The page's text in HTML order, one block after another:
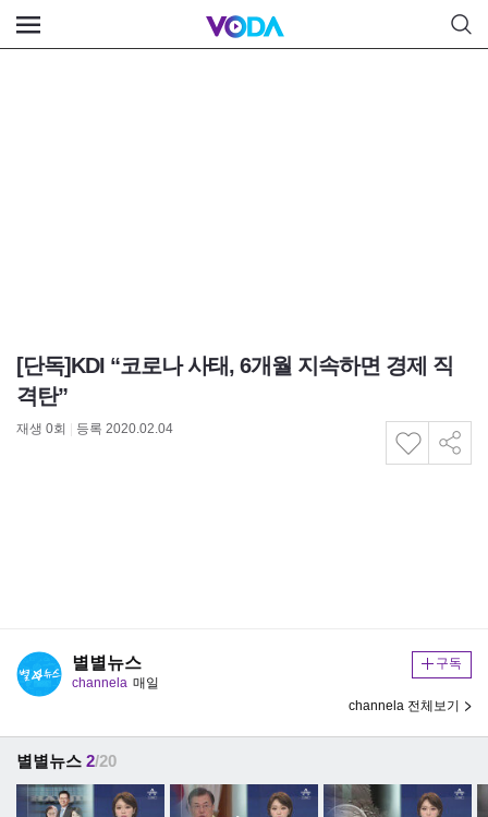
[단독]KDI “코로나 사태, 6개월 지속하면 경제 직
격탄”
재생 0회 등록 2020.02.04
별별뉴스
channela 매일
구독
channela 전체보기
별별뉴스 2/20